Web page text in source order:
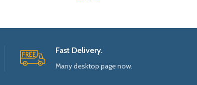
Fast Delivery.
Many desktop page now.